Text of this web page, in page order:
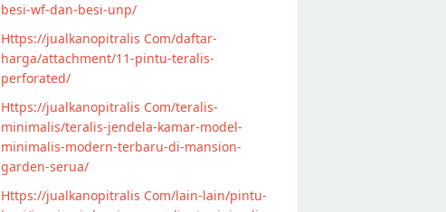
besi-wf-dan-besi-unp/
Https://jualkanopitralis Com/daftar-
harga/attachment/11-pintu-teralis-
perforated/
Https://jualkanopitralis Com/teralis-
minimalis/teralis-jendela-kamar-model-
minimalis-modern-terbaru-di-mansion-
garden-serua/
Https://jualkanopitralis Com/lain-lain/pintu-